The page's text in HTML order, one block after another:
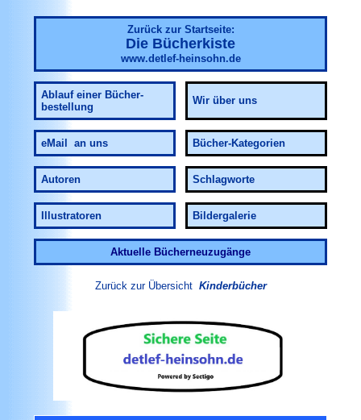
Zurück zur Startseite:
Die Bücherkiste
www.detlef-heinsohn.de
Ablauf einer Bücher-
bestellung
Wir über uns
eMail an uns Bücher-Kategorien
Autoren Schlagworte
Illustratoren Bildergalerie
Aktuelle Bücherneuzugänge
Zurück zur Übersicht Kinderbücher